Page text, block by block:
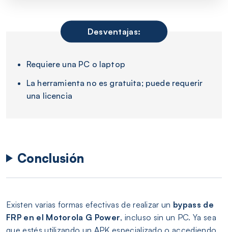
Desventajas:
Requiere una PC o laptop
La herramienta no es gratuita; puede requerir
una licencia
Conclusión
Existen varias formas efectivas de realizar un bypass de
FRP en el Motorola G Power, incluso sin un PC. Ya sea